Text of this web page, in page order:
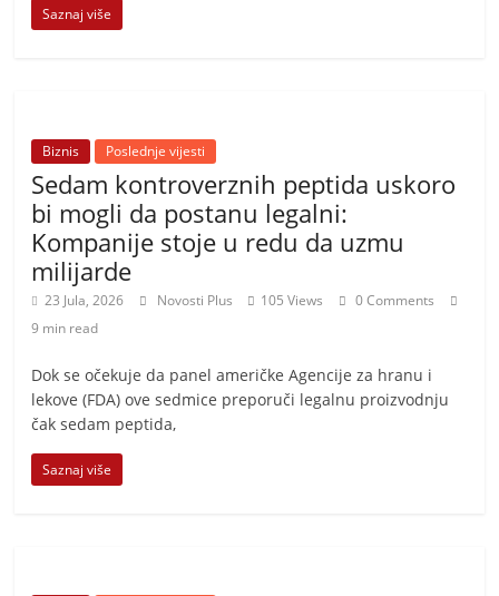
Saznaj više
Biznis Poslednje vijesti
Sedam kontroverznih peptida uskoro
bi mogli da postanu legalni:
Kompanije stoje u redu da uzmu
milijarde
23 Jula, 2026 Novosti Plus 105 Views
0 Comments
9 min read
Dok se očekuje da panel američke Agencije za hranu i
lekove (FDA) ove sedmice preporuči legalnu proizvodnju
čak sedam peptida,
Saznaj više